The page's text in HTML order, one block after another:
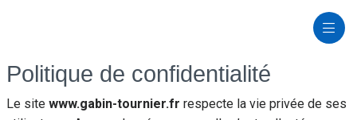
Politique de confidentialité
Le site www.gabin-tournier.fr respecte la vie privée de ses